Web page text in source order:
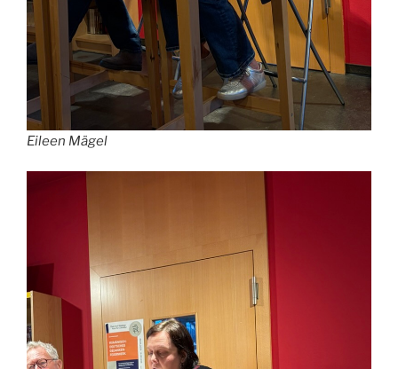
Eileen Mägel